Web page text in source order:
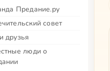
Предание.ру
совет
друзья
люди о